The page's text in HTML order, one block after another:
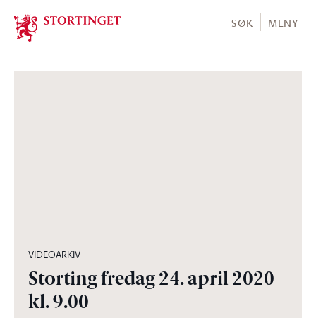
Stortinget.no
SØK MENY
VIDEOARKIV
Storting fredag 24. april 2020
kl. 9.00